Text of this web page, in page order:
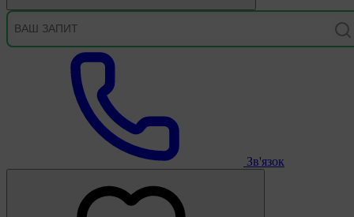
Зв'язок